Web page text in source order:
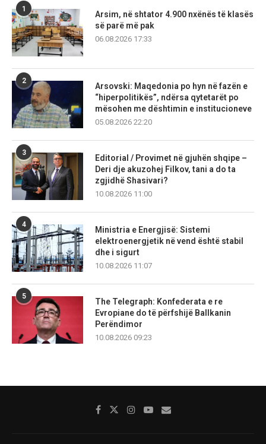
1
Arsim, në shtator 4.900 nxënës të klasës
së parë më pak
06.08.2026 17:33
2
Arsovski: Maqedonia po hyn në fazën e
“hiperpolitikës”, ndërsa qytetarët po
mësohen me dështimin e institucioneve
05.08.2026 22:20
3
Editorial / Provimet në gjuhën shqipe –
Deri dje akuzohej Filkov, tani a do ta
zgjidhë Shasivari?
10.08.2026 11:00
4
Ministria e Energjisë: Sistemi
elektroenergjetik në vend është stabil
dhe i sigurt
10.08.2026 11:07
5
The Telegraph: Konfederata e re
Evropiane do të përfshijë Ballkanin
Perëndimor
10.08.2026 09:23